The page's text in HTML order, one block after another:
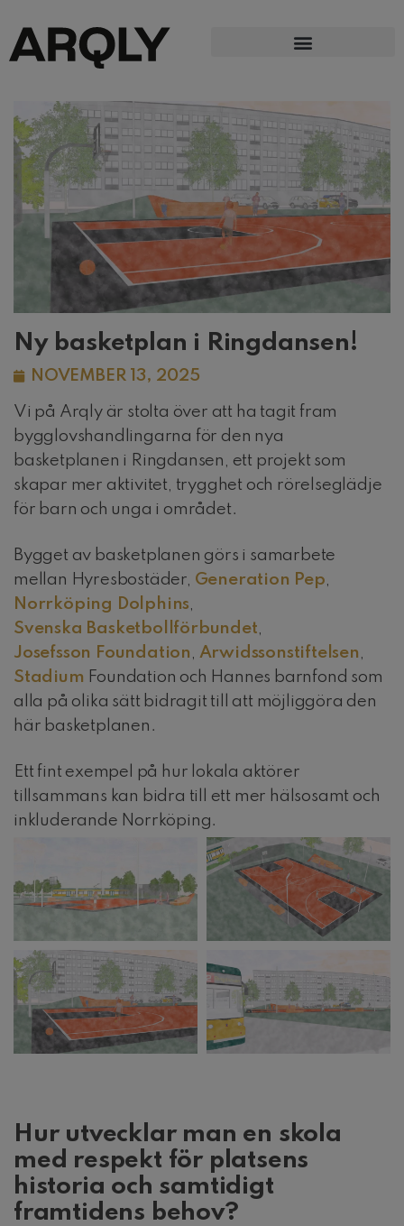
Ny basketplan i Ringdansen!
NOVEMBER 13, 2025
Vi på Arqly är stolta över att ha tagit fram
bygglovshandlingarna för den nya
basketplanen i Ringdansen, ett projekt som
skapar mer aktivitet, trygghet och rörelseglädje
för barn och unga i området.
Bygget av basketplanen görs i samarbete
mellan Hyresbostäder, Generation Pep,
Norrköping Dolphins,
Svenska Basketbollförbundet,
Josefsson Foundation , Arwidssonstiftelsen ,
Stadium Foundation och Hannes barnfond som
alla på olika sätt bidragit till att möjliggöra den
här basketplanen.
Ett fint exempel på hur lokala aktörer
tillsammans kan bidra till ett mer hälsosamt och
inkluderande Norrköping.
Hur utvecklar man en skola
med respekt för platsens
historia och samtidigt
framtidens behov?